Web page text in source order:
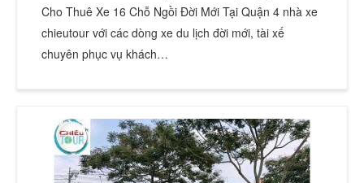
Cho Thuê Xe 16 Chỗ Ngồi Đời Mới Tại Quận 4 nhà xe
chieutour với các dòng xe du lịch đời mới, tài xế
chuyên phục vụ khách…